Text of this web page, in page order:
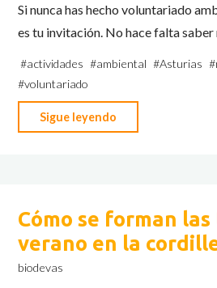
y
lo
que
ha
dejado
Si nunca has hecho voluntariado
es tu invitación. No hace falta saber
#actividades #ambiental #Asturias #
#voluntariado
Sigue leyendo
distinto:
el
Cómo se forman
verano en la
biodevas